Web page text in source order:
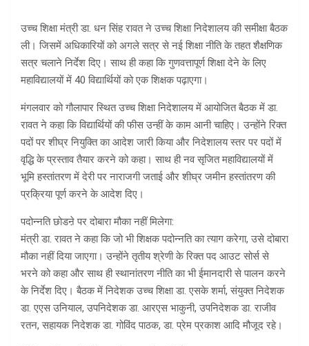
उच्च शिक्षा मंत्री डा. धन सिंह रावत ने उच्च शिक्षा निदेशालय की समीक्षा बैठक
ली। जिसमें अधिकारियों को अगले सत्र से नई शिक्षा नीति के तहत शैक्षणिक
सत्र चलाने निर्देश दिए। साथ ही कहा कि गुणवत्तापूर्ण शिक्षा देने के लिए
महाविद्यालयों में 40 विद्यार्थियों को एक शिक्षक पढ़ाएगा।
मंगलवार को गौलापार स्थित उच्च शिक्षा निदेशालय में आयोजित बैठक में डा.
रावत ने कहा कि विद्यार्थियों की फीस उन्हीं के काम आनी चाहिए। उन्होंने रिक्त
पदों पर शीघ्र नियुक्ति का आदेश जारी किया और निदेशालय स्तर पर पदों में
वृद्धि के प्रस्ताव तैयार करने को कहा। साथ ही नव सृजित महाविद्यालयों में
भूमि हस्तांतरण में देरी पर नाराजगी जताई और शीघ्र जमीन हस्तांतरण की
प्रक्रिया पूर्ण करने के आदेश दिए।
पदोन्नति छोडऩे पर दोबारा मौका नहीं मिलेगा:
मंत्री डा. रावत ने कहा कि जो भी शिक्षक पदोन्नति का त्याग करेगा, उसे दोबारा
मौका नहीं दिया जाएगा। उन्होंने तृतीय श्रेणी के रिक्त पद आउट सोर्स से
भरने को कहा और साथ ही स्थानांतरण नीति का भी ईमानदारी से पालन करने
के निर्देश दिए। बैठक में निदेशक उच्च शिक्षा डा. एसके शर्मा, संयुक्त निदेशक
डा. एएस उनियाल, उपनिदेशक डा. आरएस भाकुनी, उपनिदेशक डा. राजीव
रतन, सहायक निदेशक डा. गोविंद पाठक, डा. प्रेम प्रकाश आदि मौजूद रहे।